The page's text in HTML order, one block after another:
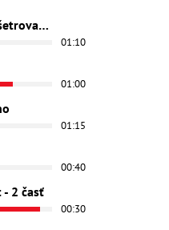
NCIS - Námorný vyšetrovací úrad
01:10
01:00
01:15
00:40
- 2 časť
00:30